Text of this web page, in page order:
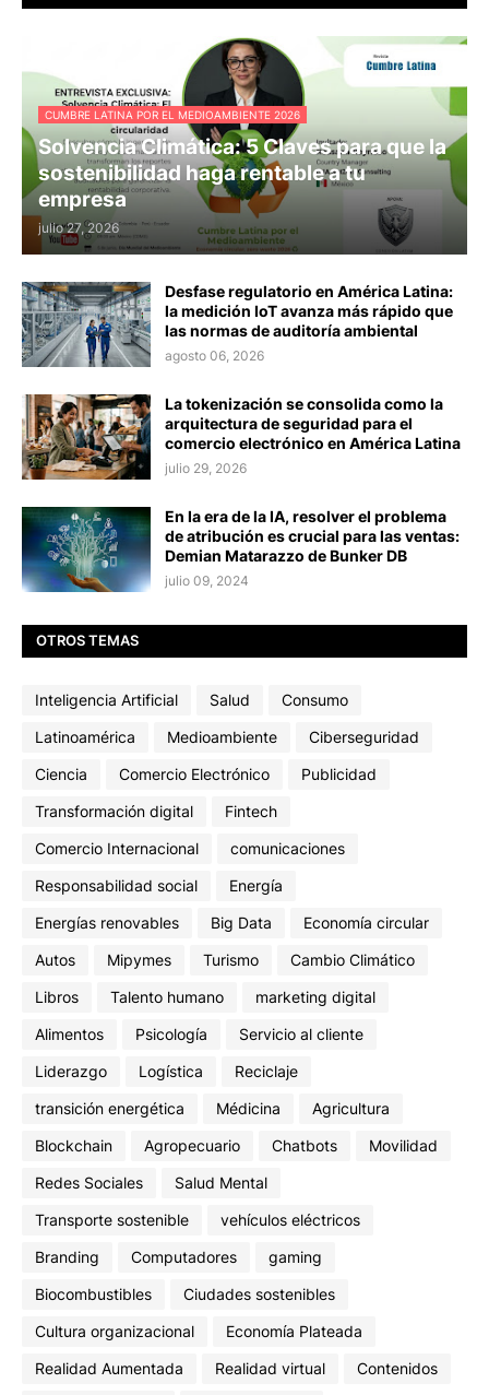
CUMBRE LATINA POR EL MEDIOAMBIENTE 2026
Solvencia Climática: 5 Claves para que la
sostenibilidad haga rentable a tu
empresa
julio 27, 2026
Desfase regulatorio en América Latina:
la medición IoT avanza más rápido que
las normas de auditoría ambiental
agosto 06, 2026
La tokenización se consolida como la
arquitectura de seguridad para el
comercio electrónico en América Latina
julio 29, 2026
En la era de la IA, resolver el problema
de atribución es crucial para las ventas:
Demian Matarazzo de Bunker DB
julio 09, 2024
OTROS TEMAS
Inteligencia Artificial Salud
Consumo
Latinoamérica
Medioambiente
Ciberseguridad
Ciencia
Comercio Electrónico
Publicidad
Transformación digital
Fintech
Comercio Internacional
comunicaciones
Responsabilidad social
Energía
Energías renovables
Big Data
Economía circular
Autos
Mipymes Turismo
Cambio Climático
Libros
Talento humano
marketing digital
Alimentos
Psicología
Servicio al cliente
Liderazgo
Logística
Reciclaje
transición energética
Médicina
Agricultura
Blockchain
Agropecuario Chatbots
Movilidad
Redes Sociales
Salud Mental
Transporte sostenible
vehículos eléctricos
Branding
Computadores
gaming
Biocombustibles
Ciudades sostenibles
Cultura organizacional
Economía Plateada
Realidad Aumentada
Realidad virtual
Contenidos